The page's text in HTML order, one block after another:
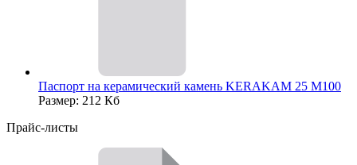
Паспорт на керамический камень KERAKAM 25 М100
Размер: 212 Кб
Прайс-листы